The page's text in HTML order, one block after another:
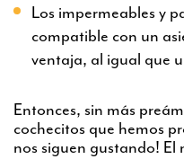
Los impermeables y
compatible con un
ventaja, al igual que
Entonces, sin más
cochecitos que hemos
nos siguen gustando! El